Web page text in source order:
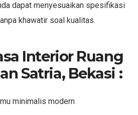
dapat menyesuaikan spesifikasi
khawatir soal kualitas.
Interior Ruang
Satria, Bekasi :
minimalis modern